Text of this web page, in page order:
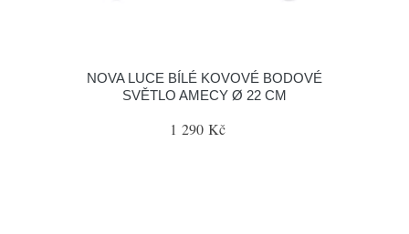
NOVA LUCE BÍLÉ KOVOVÉ BODOVÉ
SVĚTLO AMECY Ø 22 CM
1 290 Kč